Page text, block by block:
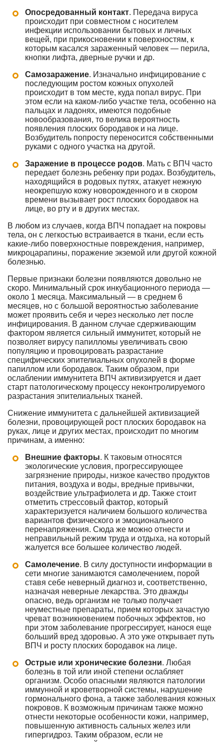
Опосредованный контакт. Передача вируса
происходит при совместном с носителем
инфекции использовании бытовых и личных
вещей, при прикосновении к поверхностям, к
которым касался зараженный человек — перила,
кнопки лифта, дверные ручки и др.
Самозаражение. Изначально инфицирование с
последующим ростом кожных опухолей
происходит в том месте, куда попал вирус. При
этом если на каком-либо участке тела, особенно на
пальцах и ладонях, имеются подобные
новообразования, то велика вероятность
появления плоских бородавок и на лице.
Возбудитель попросту переносится собственными
руками с одного участка на другой.
Заражение в процессе родов. Мать с ВПЧ часто
передает болезнь ребенку при родах. Возбудитель,
находящийся в родовых путях, атакует нежную
неокрепшую кожу новорожденного и в скором
времени вызывает рост плоских бородавок на
лице, во рту и в других местах.
В любом из случаев, когда ВПЧ попадает на покровы
тела, он с легкостью встраивается в ткани, если есть
какие-либо поверхностные повреждения, например,
микроцарапины, поражение экземой или другой кожной
болезнью.
Первые признаки болезни появляются довольно не
скоро. Минимальный срок инкубационного периода —
около 1 месяца. Максимальный — в среднем 6
месяцев, но с большой вероятностью заболевание
может проявить себя и через несколько лет после
инфицирования. В данном случае сдерживающим
фактором является сильный иммунитет, который не
позволяет вирусу папилломы увеличивать свою
популяцию и провоцировать разрастание
специфических эпителиальных опухолей в форме
папиллом или бородавок. Таким образом, при
ослаблении иммунитета ВПЧ активизируется и дает
старт патологическому процессу неконтролируемого
разрастания эпителиальных тканей.
Снижение иммунитета с дальнейшей активизацией
болезни, провоцирующей рост плоских бородавок на
руках, лице и других местах, происходит по многим
причинам, а именно:
Внешние факторы. К таковым относятся
экологические условия, прогрессирующее
загрязнение природы, низкое качество продуктов
питания, воздуха и воды, вредные привычки,
воздействие ультрафиолета и др. Также стоит
отметить стрессовый фактор, который
характеризуется наличием большого количества
вариантов физического и эмоционального
перенапряжения. Сюда же можно отнести и
неправильный режим труда и отдыха, на который
жалуется все большее количество людей.
Самолечение. В силу доступности информации в
сети многие занимаются самолечением, порой
ставя себе неверный диагноз и, соответственно,
назначая неверные лекарства. Это дважды
опасно, ведь организм не только получает
неуместные препараты, прием которых зачастую
чреват возникновением побочных эффектов, но
при этом заболевание прогрессирует, нанося еще
больший вред здоровью. А это уже открывает путь
ВПЧ и росту плоских бородавок на лице.
Острые или хронические болезни. Любая
болезнь в той или иной степени ослабляет
организм. Особо опасными являются патологии
иммунной и кроветворной системы, нарушение
гормонального фона, а также заболевания кожных
покровов. К возможным причинам также можно
отнести некоторые особенности кожи, например,
повышенную активность сальных желез или
гипергидроз. Таким образом, если не